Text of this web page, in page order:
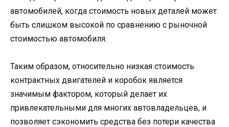
автомобилей, когда стоимость новых деталей может
быть слишком высокой по сравнению с рыночной
стоимостью автомобиля.
Таким образом, относительно низкая стоимость
контрактных двигателей и коробок является
значимым фактором, который делает их
привлекательными для многих автовладельцев, и
позволяет сэкономить средства без потери качества